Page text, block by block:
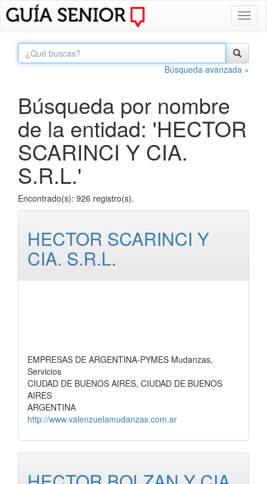
Búsqueda avanzada »
Búsqueda por nombre
de la entidad: 'HECTOR
SCARINCI Y CIA.
S.R.L.'
Encontrado(s): 926 registro(s).
HECTOR SCARINCI Y
CIA. S.R.L.
EMPRESAS DE ARGENTINA-PYMES Mudanzas,
Servicios
CIUDAD DE BUENOS AIRES, CIUDAD DE BUENOS
AIRES
ARGENTINA
http://www.valenzuelamudanzas.com.ar